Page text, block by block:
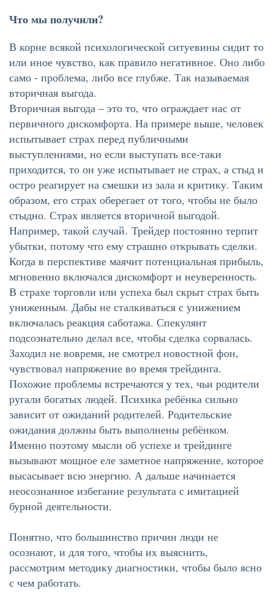
Что мы получили?
В корне всякой психологической ситуевины сидит то
или иное чувство, как правило негативное. Оно либо
само - проблема, либо все глубже. Так называемая
вторичная выгода.
Вторичная выгода – это то, что ограждает нас от
первичного дискомфорта. На примере выше, человек
испытывает страх перед публичными
выступлениями, но если выступать все-таки
приходится, то он уже испытывает не страх, а стыд и
остро реагирует на смешки из зала и критику. Таким
образом, его страх оберегает от того, чтобы не было
стыдно. Страх является вторичной выгодой.
Например, такой случай. Трейдер постоянно терпит
убытки, потому что ему страшно открывать сделки.
Когда в перспективе маячит потенциальная прибыль,
мгновенно включался дискомфорт и неуверенность.
В страхе торговли или успеха был скрыт страх быть
униженным. Дабы не сталкиваться с унижением
включалась реакция саботажа. Спекулянт
подсознательно делал все, чтобы сделка сорвалась.
Заходил не вовремя, не смотрел новостной фон,
чувствовал напряжение во время трейдинга.
Похожие проблемы встречаются у тех, чьи родители
ругали богатых людей. Психика ребёнка сильно
зависит от ожиданий родителей. Родительские
ожидания должны быть выполнены ребёнком.
Именно поэтому мысли об успехе и трейдинге
вызывают мощное еле заметное напряжение, которое
высасывает всю энергию. А дальше начинается
неосознанное избегание результата с имитацией
бурной деятельности.
Понятно, что большинство причин люди не
осознают, и для того, чтобы их выяснить,
рассмотрим методику диагностики, чтобы было ясно
с чем работать.